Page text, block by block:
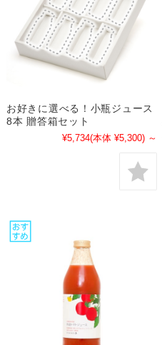
お好きに選べる！小瓶ジュース
8本 贈答箱セット
¥5,734(本体 ¥5,300) ～